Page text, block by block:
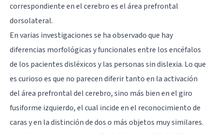
correspondiente en el cerebro es el área prefrontal
dorsolateral.
En varias investigaciones se ha observado que hay
diferencias morfológicas y funcionales entre los encéfalos
de los pacientes disléxicos y las personas sin dislexia. Lo que
es curioso es que no parecen diferir tanto en la activación
del área prefrontal del cerebro, sino más bien en elgiro
fusiforme izquierdo, el cual incide en el reconocimiento de
caras y en la distinción de dos o más objetos muy similares.